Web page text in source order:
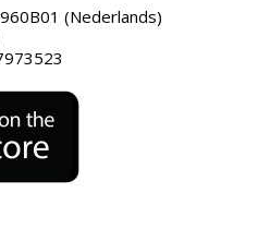
(Nederlands)